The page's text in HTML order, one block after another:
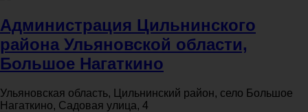
Администрация Цильнинского
района Ульяновской области,
Большое Нагаткино
Ульяновская область, Цильнинский район, село Большое
Нагаткино, Садовая улица, 4